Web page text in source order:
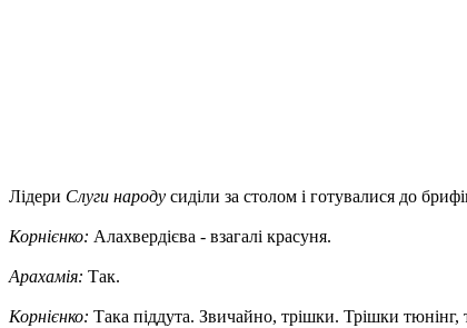
Лідери Слуги народу сиділи за столом і готувалися до
Корнієнко: Алахвердієва - взагалі красуня.
Арахамія: Так.
Корнієнко: Така піддута. Звичайно, трішки. Трішки тюнінг,